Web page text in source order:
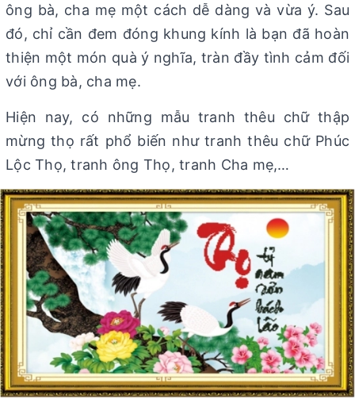
ông bà, cha mẹ một cách dễ dàng và vừa ý. Sau
đó, chỉ cần đem đóng khung kính là bạn đã hoàn
thiện một món quà ý nghĩa, tràn đầy tình cảm đối
với ông bà, cha mẹ.
Hiện nay, có những mẫu tranh thêu chữ thập
mừng thọ rất phổ biến như tranh thêu chữ Phúc
Lộc Thọ, tranh ông Thọ, tranh Cha mẹ,…